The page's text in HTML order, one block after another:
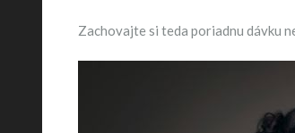
Zachovajte si teda poriadnu dávku